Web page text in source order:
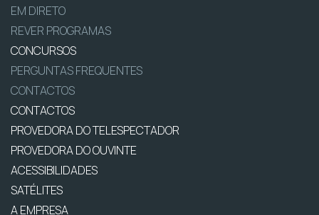
EM DIRETO
REVER PROGRAMAS
CONCURSOS
PERGUNTAS FREQUENTES
CONTACTOS
CONTACTOS
PROVEDORA DO TELESPECTADOR
PROVEDORA DO OUVINTE
ACESSIBILIDADES
SATÉLITES
A EMPRESA